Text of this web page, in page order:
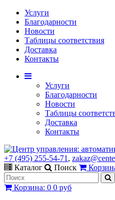
Услуги
Благодарности
Новости
Таблицы соответствия
Доставка
Контакты
Услуги
Благодарности
Новости
Таблицы
Доставка
Контакты
+7 (495) 255-54-71 ,
Каталог
Поиск
Корзина: 0 0 руб